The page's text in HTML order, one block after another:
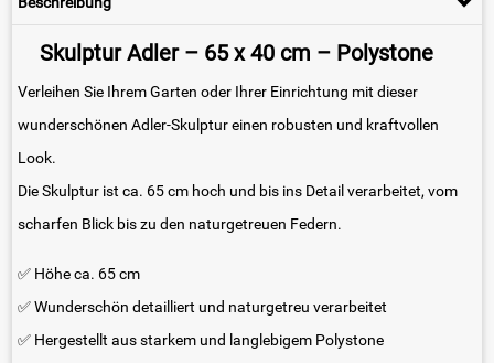
Skulptur Adler – 65 x 40 cm – Polystone
Verleihen Sie Ihrem Garten oder Ihrer Einrichtung mit dieser
wunderschönen Adler-Skulptur einen robusten und kraftvollen
Look.
Die Skulptur ist ca. 65 cm hoch und bis ins Detail verarbeitet, vom
scharfen Blick bis zu den naturgetreuen Federn.
✅ Höhe ca. 65 cm
✅ Wunderschön detailliert und naturgetreu verarbeitet
✅ Hergestellt aus starkem und langlebigem Polystone